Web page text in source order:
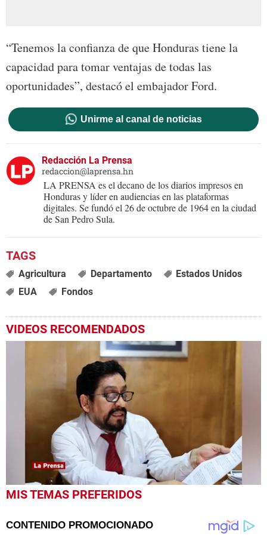
“Tenemos la confianza de que Honduras tiene la
capacidad para tomar ventajas de todas las
oportunidades”, destacó el embajador Ford.
Unirme al canal de noticias
Redacción La Prensa
redaccion@laprensa.hn
LA PRENSA es el decano de los diarios impresos en
Honduras y líder en audiencias en las plataformas
digitales. Se fundó el 26 de octubre de 1964 en la ciudad
de San Pedro Sula.
Agricultura Departamento
Estados Unidos
EUA
Fondos
VIDEOS RECOMENDADOS
0
seconds
minute,
MIS TEMAS PREFERIDOS